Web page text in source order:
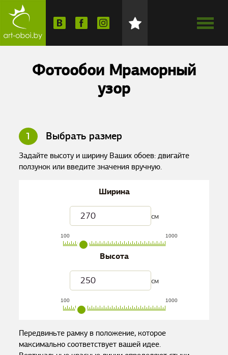
Фотообои Мраморный
узор
1 Выбрать размер
Задайте высоту и ширину Ваших обоев: двигайте
ползунок или введите значения вручную.
Ширина
см
100 1000
Высота
см
100 1000
Передвиньте рамку в положение, которое
максимально соответствует вашей идее.